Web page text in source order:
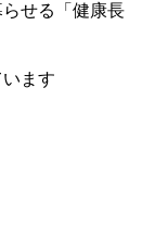
せる「健康長
ます